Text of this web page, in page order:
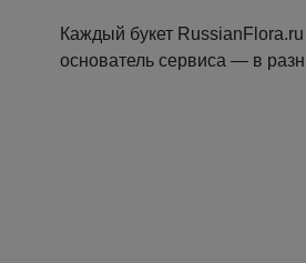
Каждый букет
основатель сервиса — в